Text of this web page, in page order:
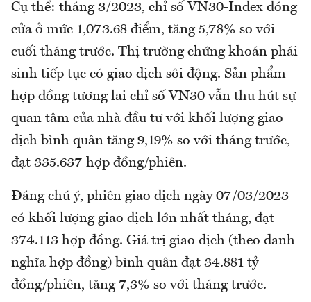
Cụ thể: tháng 3/2023, chỉ số VN30-Index đóng
cửa ở mức 1,073.68 điểm, tăng 5,78% so với
cuối tháng trước. Thị trường chứng khoán phái
sinh tiếp tục có giao dịch sôi động. Sản phẩm
hợp đồng tương lai chỉ số VN30 vẫn thu hút sự
quan tâm của nhà đầu tư với khối lượng giao
dịch bình quân tăng 9,19% so với tháng trước,
đạt 335.637 hợp đồng/phiên.
Đáng chú ý, phiên giao dịch ngày 07/03/2023
có khối lượng giao dịch lớn nhất tháng, đạt
374.113 hợp đồng. Giá trị giao dịch (theo danh
nghĩa hợp đồng) bình quân đạt 34.881 tỷ
đồng/phiên, tăng 7,3% so với tháng trước.